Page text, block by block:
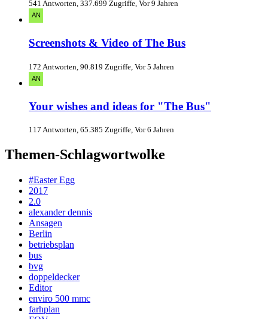
541 Antworten, 337.699 Zugriffe, Vor 9 Jahren
Screenshots & Video of The Bus
172 Antworten, 90.819 Zugriffe, Vor 5 Jahren
Your wishes and ideas for "The Bus"
117 Antworten, 65.385 Zugriffe, Vor 6 Jahren
Themen-Schlagwortwolke
#Easter Egg
2017
2.0
alexander dennis
Ansagen
Berlin
betriebsplan
bus
bvg
doppeldecker
Editor
enviro 500 mmc
farhplan